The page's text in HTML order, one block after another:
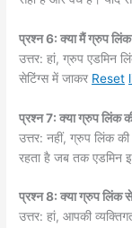
प्रश्न 6: क्या मैं ग्रुप लिंक
उत्तर: हां, ग्रुप एडमिन
सेटिंग्स में जाकर Reset
प्रश्न 7: क्या ग्रुप लिंक
उत्तर: नहीं, ग्रुप लिंक की
रहता है जब तक एडमिन
प्रश्न 8: क्या ग्रुप लिंक से
उत्तर: हां, आपकी